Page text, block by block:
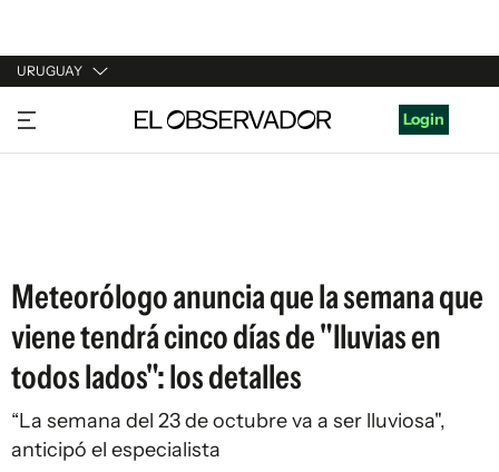
URUGUAY
URUGUAY
ARGENTINA
Login
Meteorólogo anuncia que la semana que
viene tendrá cinco días de "lluvias en
todos lados": los detalles
“La semana del 23 de octubre va a ser lluviosa",
anticipó el especialista